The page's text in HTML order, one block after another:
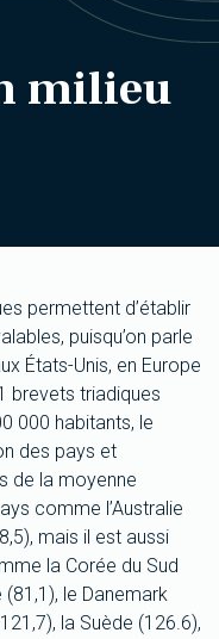
milieu
permettent d’établir
puisqu’on parle
États-Unis, en Europe
brevets triadiques
000 habitants, le
des pays et
de la moyenne
comme l’Australie
mais il est aussi
la Corée du Sud
(81,1), le Danemark
la Suède (126.6),